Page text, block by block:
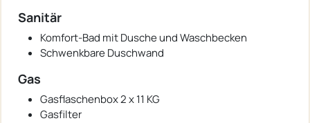
Sanitär
Komfort-Bad mit Dusche und Waschbecken
Schwenkbare Duschwand
Gas
Gasflaschenbox 2 x 11 KG
Gasfilter